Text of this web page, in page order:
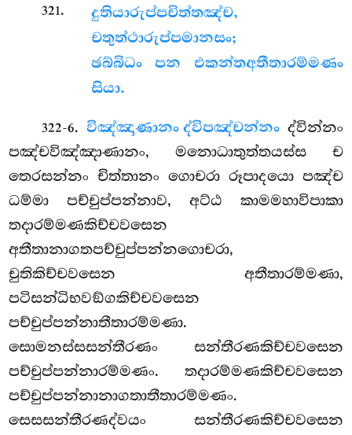
321.
දුතියාරුප්පචිත්තඤ්ච,
චතුත්ථාරුප්පමානසං;
ඡබ්බිධං පන එකන්තඅතීතාරම්මණං
සියා.
322-6. විඤ්ඤාණානං ද්විපඤ්චන්නංද්වින්නං
පඤ්චවිඤ්ඤාණානං, මනොධාතුත්තයස්ස ච
තෙරසන්නං චිත්තානං ගොචරා රූපාදයො පඤ්ච
ධම්මා පච්චුප්පන්නාව, අට්ඨ කාමමහාවිපාකා
තදාරම්මණකිච්චවසෙන
අතීතානාගතපච්චුප්පන්නගොචරා,
චුතිකිච්චවසෙන අතීතාරම්මණා,
පටිසන්ධිභවඞ්ගකිච්චවසෙන
පච්චුප්පන්නාතීතාරම්මණා.
සොමනස්සසන්තීරණං සන්තීරණකිච්චවසෙන
පච්චුප්පන්නාරම්මණං. තදාරම්මණකිච්චවසෙන
පච්චුප්පන්නානාගතාතීතාරම්මණං.
සෙසසන්තීරණද්වයං සන්තීරණකිච්චවසෙන